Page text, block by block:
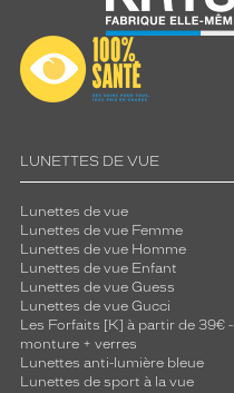
LUNETTES DE VUE
Lunettes de vue
Lunettes de vue Femme
Lunettes de vue Homme
Lunettes de vue Enfant
Lunettes de vue Guess
Lunettes de vue Gucci
Les Forfaits [K] à partir de 39€ -
monture + verres
Lunettes anti-lumière bleue
Lunettes de sport à la vue